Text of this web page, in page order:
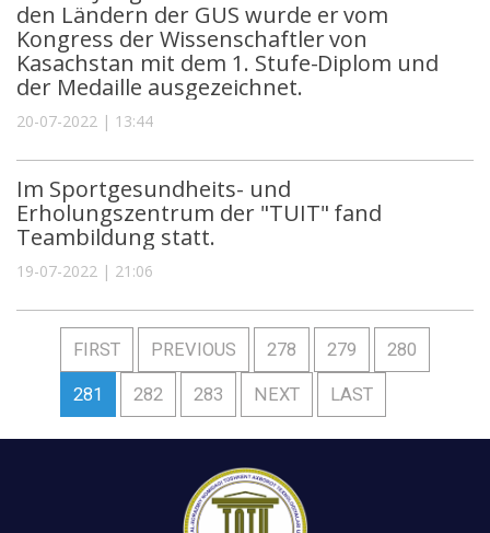
den Ländern der GUS wurde er vom
Kongress der Wissenschaftler von
Kasachstan mit dem 1. Stufe-Diplom und
der Medaille ausgezeichnet.
20-07-2022 | 13:44
Im Sportgesundheits- und
Erholungszentrum der "TUIT" fand
Teambildung statt.
19-07-2022 | 21:06
FIRST PREVIOUS 278 279 280
281 282 283 NEXT LAST